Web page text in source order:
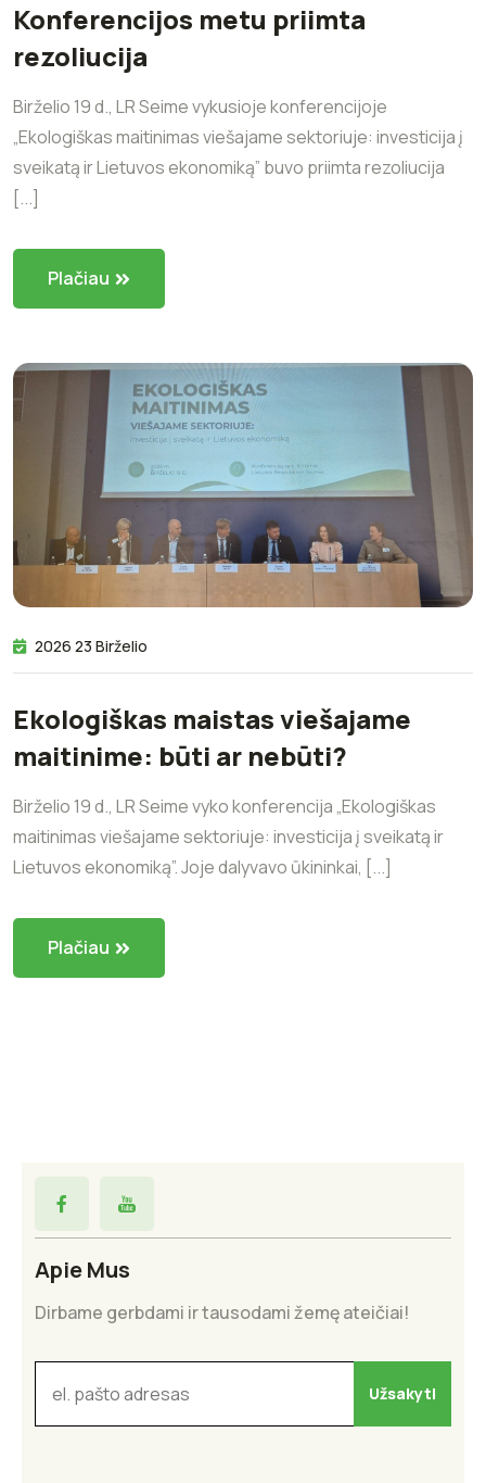
Konferencijos metu priimta
rezoliucija
Birželio 19 d., LR Seime vykusioje konferencijoje
„Ekologiškas maitinimas viešajame sektoriuje: investicija į
sveikatą ir Lietuvos ekonomiką” buvo priimta rezoliucija
[...]
Plačiau
2026 23 Birželio
Ekologiškas maistas viešajame
maitinime: būti ar nebūti?
Birželio 19 d., LR Seime vyko konferencija „Ekologiškas
maitinimas viešajame sektoriuje: investicija į sveikatą ir
Lietuvos ekonomiką”. Joje dalyvavo ūkininkai, [...]
Plačiau
Apie Mus
Dirbame gerbdami ir tausodami žemę ateičiai!